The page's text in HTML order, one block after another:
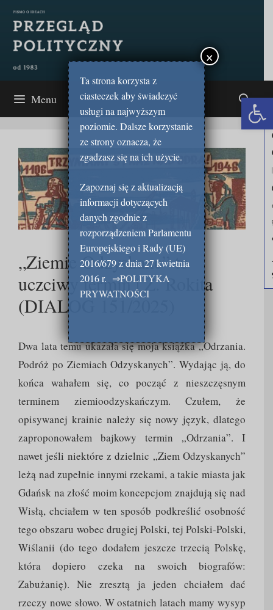
Przejdź
treści
Menu
„Ziemie Odzyskane” to
uczciwy termin | Z. Rokita
(DIALOG 151/2025)
Dwa lata temu ukazała się moja książka „Odrzania.
Podróż po Ziemiach Odzyskanych”. Wydając ją, do
końca wahałem się, co począć z nieszczęsnym
terminem ziemioodzyskańczym. Czułem, że
opisywanej krainie należy się nowy język, dlatego
zaproponowałem bajkowy termin „Odrzania”. I
nawet jeśli niektóre z dzielnic „Ziem Odzyskanych”
leżą nad zupełnie innymi rzekami, a takie miasta jak
Gdańsk na złość moim koncepcjom znajdują się nad
Wisłą, chciałem w ten sposób podkreślić osobność
tego obszaru wobec drugiej Polski, tej Polski-Polski,
Wiślanii (do tego dodałem jeszcze trzecią Polskę,
która dopiero czeka na swoich biografów:
Zabużanię). Nie zresztą ja jeden chciałem dać
rzeczy nowe słowo. W ostatnich latach mamy wysyp
Ta strona korzysta z
ciasteczek aby świadczyć
usługi na najwyższym
poziomie. Dalsze korzystanie
ze strony oznacza, że
zgadzasz się na ich użycie.
Zapoznaj się z aktualizacją
informacji dotyczących
danych zgodnie z
rozporządzeniem Parlamentu
Europejskiego i Rady (UE)
2016/679 z dnia 27 kwietnia
2016 r. ⇒POLITYKA
PRYWATNOŚCI
×